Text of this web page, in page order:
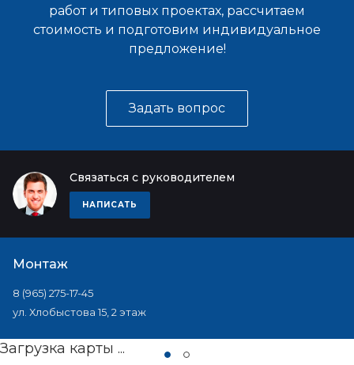
работ и типовых проектах, рассчитаем
стоимость и подготовим индивидуальное
предложение!
Задать вопрос
Связаться с руководителем
НАПИСАТЬ
Монтаж
8 (965) 275-17-45
ул. Хлобыстова 15, 2 этаж
Загрузка карты ...